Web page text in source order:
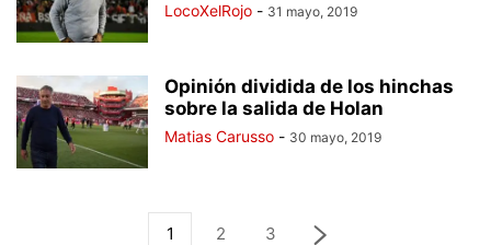
LocoXelRojo - 31 mayo, 2019
Opinión dividida de los hinchas
sobre la salida de Holan
Matias Carusso - 30 mayo, 2019
1 2 3